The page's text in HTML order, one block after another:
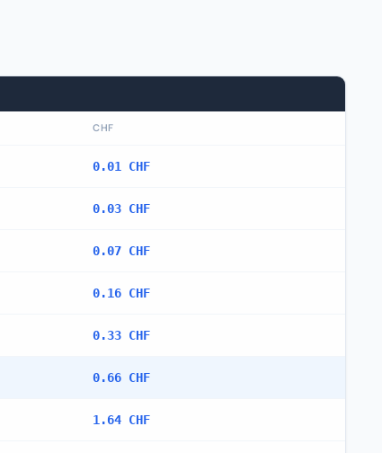
CHF
0.01 CHF
0.03 CHF
0.07 CHF
0.16 CHF
0.33 CHF
0.66 CHF
1.64 CHF